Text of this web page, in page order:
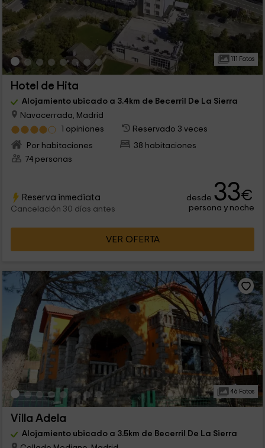
111 Fotos
Hotel de Hita
Alojamiento ubicado a 3.4km de Becerril De La Sierra
Navacerrada, Madrid
1 opiniones
Reservado 3 veces
Por habitaciones
38 habitaciones
74 personas
Reserva inmediata
Cancelación 30 días antes
desde 33€
persona y noche
VER OFERTA
46 Fotos
Villa Adela
Alojamiento ubicado a 3.5km de Becerril De La Sierra